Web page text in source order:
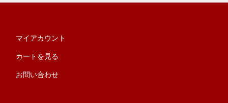
マイアカウント
カートを見る
お問い合わせ